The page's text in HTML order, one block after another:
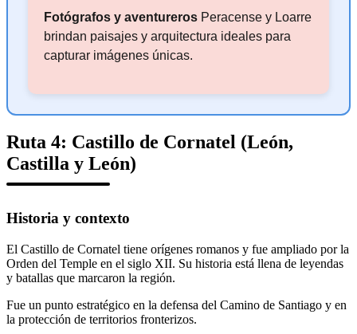
Fotógrafos y aventureros Peracense y Loarre
brindan paisajes y arquitectura ideales para
capturar imágenes únicas.
Ruta 4: Castillo de Cornatel (León,
Castilla y León)
Historia y contexto
El Castillo de Cornatel tiene orígenes romanos y fue ampliado por la
Orden del Temple en el siglo XII. Su historia está llena de leyendas
y batallas que marcaron la región.
Fue un punto estratégico en la defensa del Camino de Santiago y en
la protección de territorios fronterizos.